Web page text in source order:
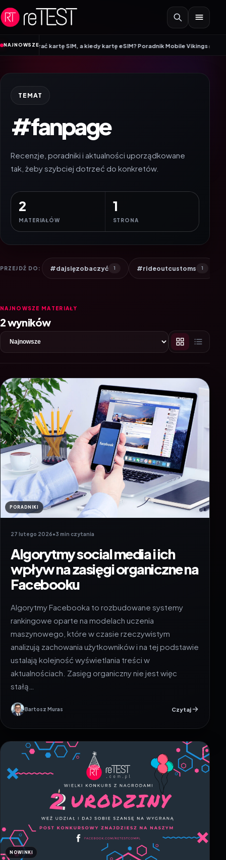
Przejdź do treści
NAJNOWSZE
wybrać kartę SIM, a kiedy kartę eSIM? Poradnik Mobile Vikings•Wracamy
TEMAT
#fanpage
Recenzje, poradniki i aktualności uporządkowane
tak, żeby szybciej dotrzeć do konkretów.
2
MATERIAŁÓW
1
STRONA
PRZEJDŹ DO: #dajsięzobaczyć 1 #rideoutcustoms 1
NAJNOWSZE MATERIAŁY
2 wyników
PORADNIKI
27 lutego 2026•3 min czytania
Algorytmy social media i ich
wpływ na zasięgi organiczne na
Facebooku
Algorytmy Facebooka to rozbudowane systemy
rankingowe oparte na modelach uczenia
maszynowego, które w czasie rzeczywistym
analizują zachowania użytkowników i na tej podstawie
ustalają kolejność wyświetlania treści w
aktualnościach. Zasięg organiczny nie jest więc
stałą…
Bartosz Muras Czytaj
NOWINKI